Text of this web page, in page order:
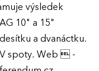
výsledek
10" a 15"
a dvanáctku.
spoty. Web  -